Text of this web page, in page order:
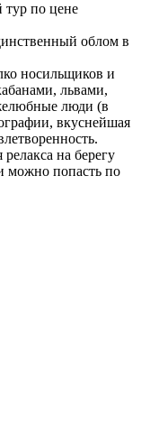
тур по цене
облом в
носильщиков и
львами,
люди (в
вкуснейшая
на берегу
можно попасть по